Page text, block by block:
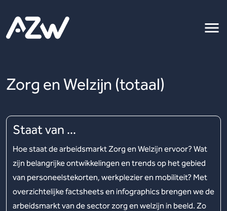
Zorg en Welzijn (totaal)
Staat van ...
Hoe staat de arbeidsmarkt Zorg en Welzijn ervoor? Wat
zijn belangrijke ontwikkelingen en trends op het gebied
van personeelstekorten, werkplezier en mobiliteit? Met
overzichtelijke factsheets en infographics brengen we de
arbeidsmarkt van de sector zorg en welzijn in beeld. Zo